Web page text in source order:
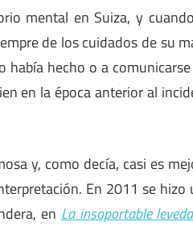
mental en Suiza, y
de los cuidados de su
había hecho o a
en la época anterior al
y, como decía, casi es
En 2011 se
en La insoportable